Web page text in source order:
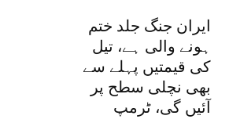
ایران جنگ جلد ختم
ہونے والی ہے، تیل
کی قیمتیں پہلے سے
بھی نچلی سطح پر
آئیں گی، ٹرمپ